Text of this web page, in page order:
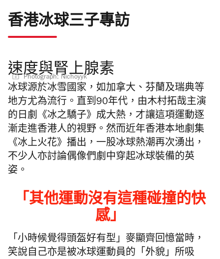
香港冰球三子專訪
速度與腎上腺素
Photograph: Nichoyyk
冰球源於冰雪國家，如加拿大、芬蘭及瑞典等
地方尤為流行。直到90年代，由木村拓哉主演
的日劇《冰之驕子》成大熱，才讓這項運動逐
漸走進香港人的視野。然而近年香港本地劇集
《冰上火花》播出，一股冰球熱潮再次湧出，
不少人亦討論偶像們劇中穿起冰球裝備的英
姿。
「 其他運動沒有這種碰撞的快
感」
「小時候覺得頭盔好有型」麥顯齊回憶當時，
笑說自己亦是被冰球運動員的「外貌」所吸